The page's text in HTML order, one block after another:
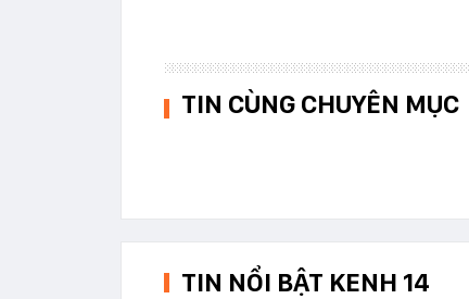
TIN CÙNG CHUYÊN MỤC
TIN NỔI BẬT KENH 14